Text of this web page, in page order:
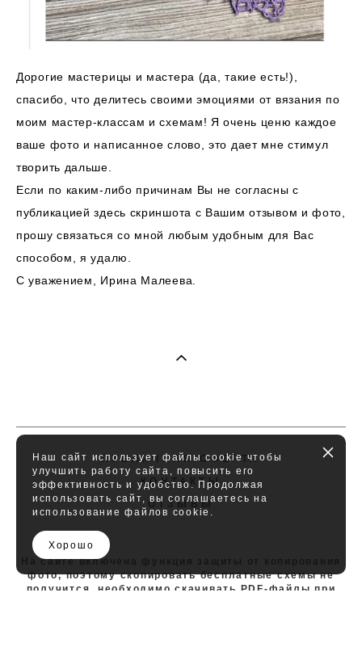
Дорогие мастерицы и мастера (да, такие есть!),
спасибо, что делитесь своими эмоциями от вязания по
моим мастер-классам и схемам! Я очень ценю каждое
ваше фото и написанное слово, это дает мне стимул
творить дальше.
Если по каким-либо причинам Вы не согласны с
публикацией здесь скриншота с Вашим отзывом и фото,
прошусвязаться со мной любым удобным для Вас
способом, я удалю.
С уважением, Ирина Малеева.
ПУБЛИЧНАЯ ОФЕРТА
КОНТАКТЫ
ОТЗЫВЫ
На сайте включена функция защиты от копирования
фото, поэтому скопировать бесплатные схемы не
получится, необходимо скачивать PDF-файлы при
Наш сайт использует файлы cookie чтобы
улучшить работу сайта, повысить его
эффективность и удобство. Продолжая
использовать сайт, вы соглашаетесь на
использование файлов cookie.
Хорошо